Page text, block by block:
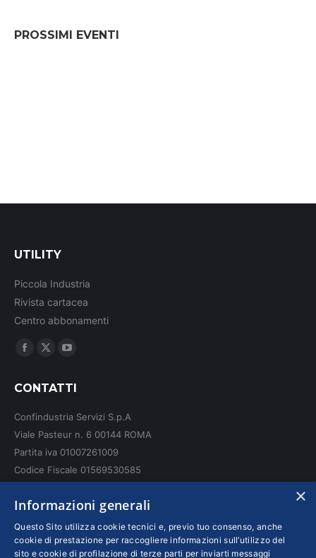
PROSSIMI EVENTI
UTILITY
Piccola Industria
Rivista cartacea
Centro abbonamenti
Ci puoi trovare su:
Facebook
opens
new
window
X
opens
window
opens
window
CONTATTI
Confindustria Servizi S.p.A
Viale Pasteur n. 6 00144 ROMA
Partita iva 01007261009
Codice Fiscale 01569530585
INFO LEGALI
Colophon editoriali
×
Informazioni generali
Questo Sito utilizza cookie tecnici e, previo tuo consenso, anche
cookie di prestazione per raccogliere informazioni sull’utilizzo del
sito e cookie di profilazione di terze parti per inviarti messaggi